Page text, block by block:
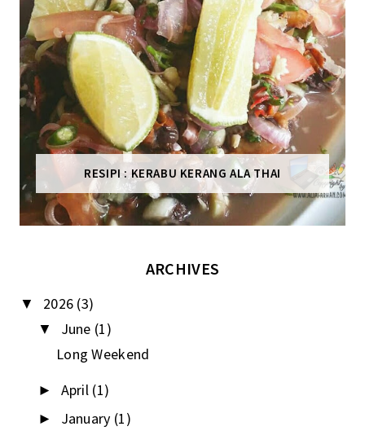
RESIPI : KERABU KERANG ALA THAI
ARCHIVES
▼ 2026 (3)
▼ June (1)
Long Weekend
► April (1)
► January (1)